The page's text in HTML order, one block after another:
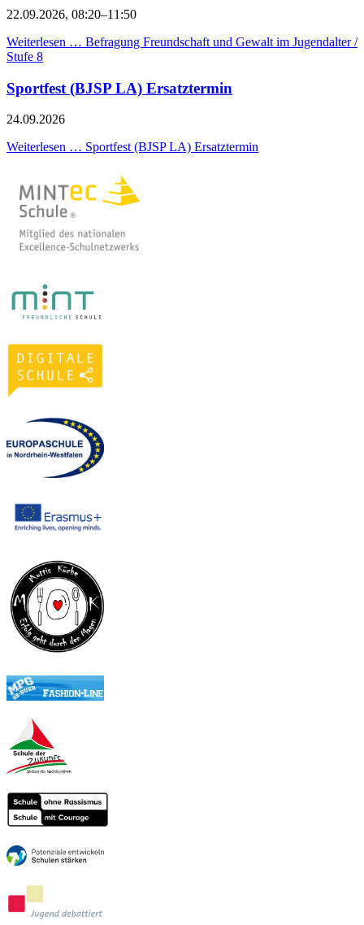
22.09.2026, 08:20–11:50
Weiterlesen … Befragung Freundschaft und Gewalt im Jugendalter /
Stufe 8
Sportfest (BJSP LA) Ersatztermin
24.09.2026
Weiterlesen … Sportfest (BJSP LA) Ersatztermin